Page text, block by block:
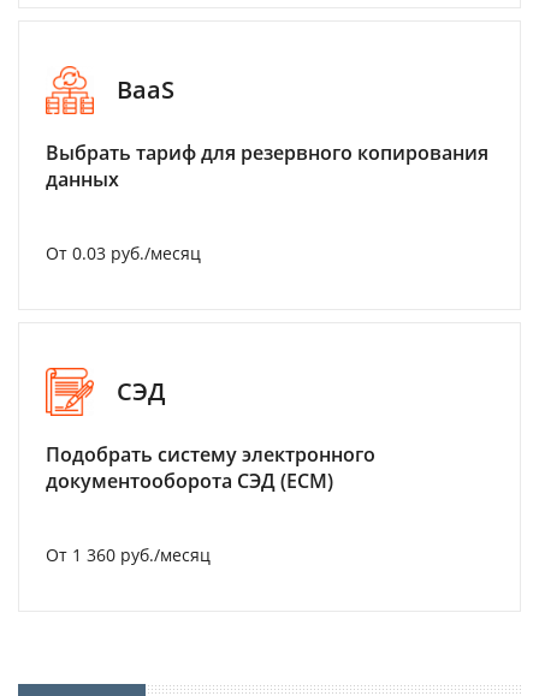
BaaS
Выбрать тариф для резервного копирования
данных
От 0.03 руб./месяц
СЭД
Подобрать систему электронного
документооборота СЭД (ECM)
От 1 360 руб./месяц